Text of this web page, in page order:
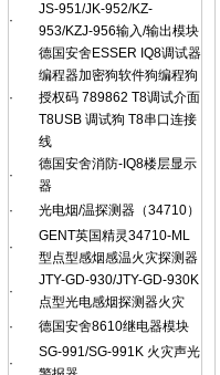
·
JS-951/JK-952/KZ-
953/KZJ-956输入/输出模块
·
德国安舍ESSER IQ8调试器
编程器加密狗软件狗编程狗
授权码 789862 T8调试介面
T8USB 调试狗 T8串口连接
线
·
德国安舍消防-IQ8楼层显示
器
·
光电烟/温探测器（34710）
·
GENT英国精灵34710-ML
型点型感烟感温火灾探测器
·
JTY-GD-930/JTY-GD-930K
点型光电感烟探测器火灾
·
德国安舍8610继电器模块
·
SG-991/SG-991K 火灾声光